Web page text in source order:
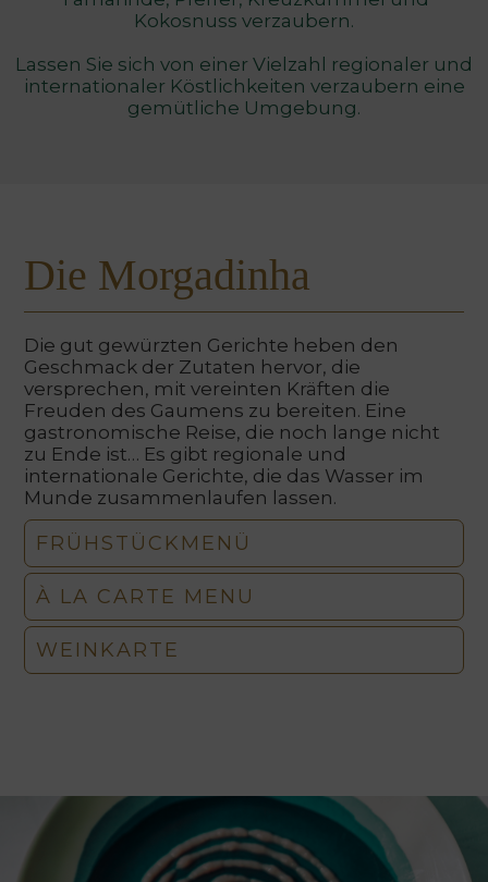
Kokosnuss verzaubern.
Lassen Sie sich von einer Vielzahl regionaler und
internationaler Köstlichkeiten verzaubern eine
gemütliche Umgebung.
Die Morgadinha
Die gut gewürzten Gerichte heben den
Geschmack der Zutaten hervor, die
versprechen, mit vereinten Kräften die
Freuden des Gaumens zu bereiten. Eine
gastronomische Reise, die noch lange nicht
zu Ende ist… Es gibt regionale und
internationale Gerichte, die das Wasser im
Munde zusammenlaufen lassen.
FRÜHSTÜCKMENÜ
À LA CARTE MENU
WEINKARTE